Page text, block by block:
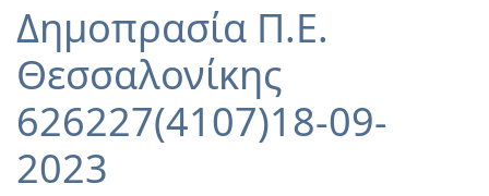
Δημοπρασία Π.Ε.
Θεσσαλονίκης
626227(4107)18-09-
2023